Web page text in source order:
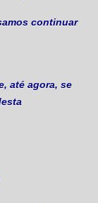
continuar
até agora, se